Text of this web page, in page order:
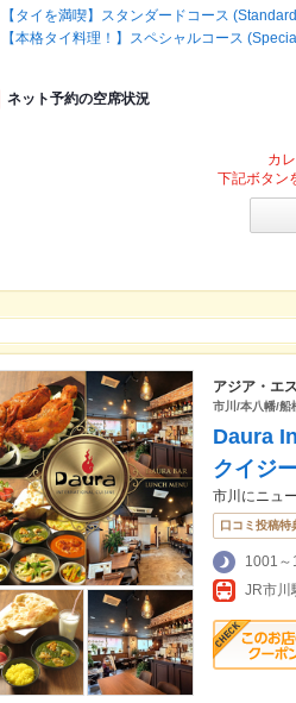
【タイを満喫】スタンダードコース
【本格タイ料理！】スペシャルコース
ネット予約の空席状況
カ
下記ボタン
アジア・エ
市川/本八幡/船
Daura
クイジ
市川にニュ
口コミ投稿特
1001～
JR市川